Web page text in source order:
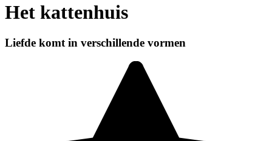
Het kattenhuis
Liefde komt in verschillende vormen